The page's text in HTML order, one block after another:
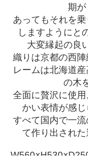
期が
あってもそれを
しますようにと
大変縁起の良
織りは京都の西
レームは北海道
の木
全面に贅沢に使
かい表情が感じ
すべて国内で一
て作り出された